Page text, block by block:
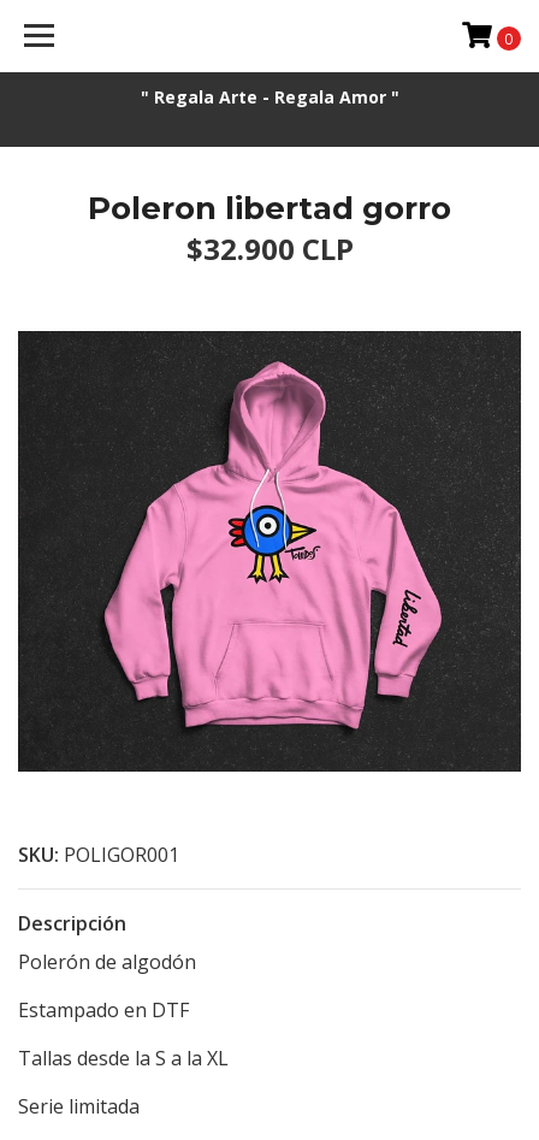
" Regala Arte - Regala Amor "
0
Poleron libertad gorro
$32.900 CLP
SKU: POLIGOR001
Descripción
Polerón de algodón
Estampado en DTF
Tallas desde la S a la XL
Serie limitada